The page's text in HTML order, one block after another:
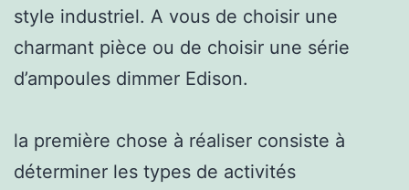
style industriel. A vous de choisir une
charmant pièce ou de choisir une série
d’ampoules dimmer Edison.
la première chose à réaliser consiste à
déterminer les types de activités